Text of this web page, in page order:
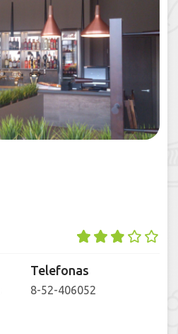
Telefonas
8-52-406052